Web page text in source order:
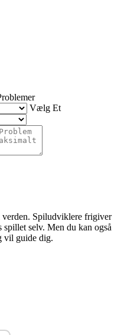
Vælg Et
Spiludviklere frigiver
spillet selv. Men du kan også
vil guide dig.